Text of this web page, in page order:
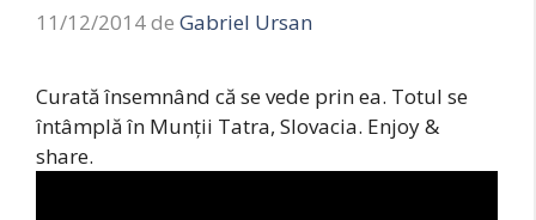
11/12/2014de Gabriel Ursan
Curată însemnând că se vede prin ea. Totul se
întâmplă în Munții Tatra, Slovacia. Enjoy &
share.